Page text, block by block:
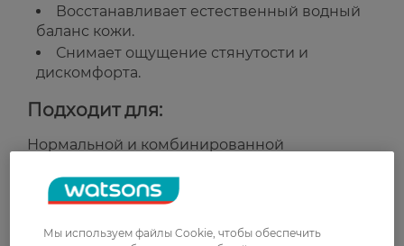
Восстанавливает естественный водный
баланс кожи.
Снимает ощущение стянутости и
дискомфорта.
Подходит для:
Нормальной и комбинированной
Ежедневного увлажняющего ухода.
Мы используем файлы Cookie, чтобы обеспечить